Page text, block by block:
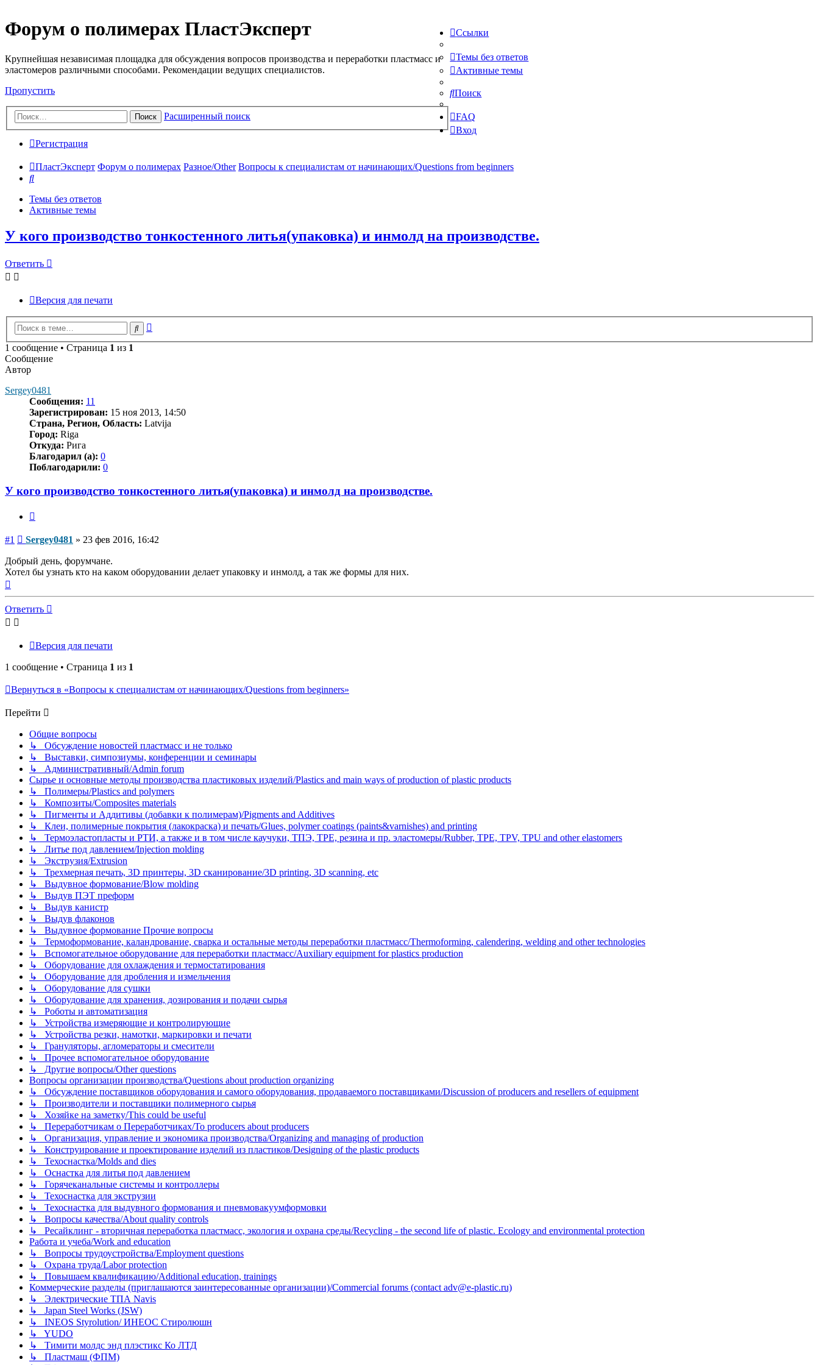
Форум о полимерах ПластЭксперт
Крупнейшая независимая площадка для обсуждения вопросов производства и переработки пластмасс и
эластомеров различными способами. Рекомендации ведущих специалистов.
Пропустить
Поиск Расширенный поиск
Ссылки
Темы без ответов
Активные темы
Поиск
FAQ
Вход
Регистрация
ПластЭксперт Форум о полимерах Разное/Other Вопросы к специалистам от начинающих/Questions from beginners
Поиск
Темы без ответов
Активные темы
У кого производство тонкостенного литья(упаковка) и инмолд на производстве.
Ответить
Версия для печати
Поиск
1 сообщение • Страница 1 из 1
Сообщение
Автор
Sergey0481
Сообщения: 11
Зарегистрирован: 15 ноя 2013, 14:50
Страна, Регион, Область: Latvija
Город: Riga
Откуда: Рига
Благодарил (а): 0
Поблагодарили: 0
У кого производство тонкостенного литья(упаковка) и инмолд на производстве.
#1 Сообщение
Sergey0481 » 23 фев 2016, 16:42
Добрый день, форумчане.
Хотел бы узнать кто на каком оборудовании делает упаковку и инмолд, а так же формы для них.
началу
Ответить
Версия для печати
1 сообщение • Страница 1 из 1
Вернуться в «Вопросы к специалистам от начинающих/Questions from beginners»
Перейти
Общие вопросы
↳ Обсуждение новостей пластмасс и не только
↳ Выставки, симпозиумы, конференции и семинары
↳ Административный/Admin forum
Сырье и основные методы производства пластиковых изделий/Plastics and main ways of production of plastic products
↳ Полимеры/Plastics and polymers
↳ Композиты/Сomposites materials
↳ Пигменты и Аддитивы (добавки к полимерам)/Pigments and Additives
↳ Клеи, полимерные покрытия (лакокраска) и печать/Glues, polymer coatings (paints&varnishes) and printing
↳ Термоэластопласты и РТИ, а также и в том числе каучуки, ТПЭ, TPE, резина и пр. эластомеры/Rubber, TPE, TPV, TPU and other elastomers
↳ Литье под давлением/Injection molding
↳ Экструзия/Extrusion
↳ Трехмерная печать, 3D принтеры, 3D сканирование/3D printing, 3D scanning, etc
↳ Выдувное формование/Blow molding
↳ Выдув ПЭТ преформ
↳ Выдув канистр
↳ Выдув флаконов
↳ Выдувное формование Прочие вопросы
↳ Термоформование, каландрование, сварка и остальные методы переработки пластмасс/Thermoforming, calendering, welding and other technologies
↳ Вспомогательное оборудование для переработки пластмасс/Auxiliary equipment for plastics production
↳ Оборудование для охлаждения и термостатирования
↳ Оборудование для дробления и измельчения
↳ Оборудование для сушки
↳ Оборудование для хранения, дозирования и подачи сырья
↳ Роботы и автоматизация
↳ Устройства измеряющие и контролирующие
↳ Устройства резки, намотки, маркировки и печати
↳ Грануляторы, агломераторы и смесители
↳ Прочее вспомогательное оборудование
↳ Другие вопросы/Other questions
Вопросы организации производства/Questions about production organizing
↳ Обсуждение поставщиков оборудования и самого оборудования, продаваемого поставщиками/Discussion of producers and resellers of equipment
↳ Производители и поставщики полимерного сырья
↳ Хозяйке на заметку/This could be useful
↳ Переработчикам о Переработчиках/To producers about producers
↳ Организация, управление и экономика производства/Organizing and managing of production
↳ Конструирование и проектирование изделий из пластиков/Designing of the plastic products
↳ Техоснастка/Molds and dies
↳ Оснастка для литья под давлением
↳ Горячеканальные системы и контроллеры
↳ Техоснастка для экструзии
↳ Техоснастка для выдувного формования и пневмовакуумформовки
↳ Вопросы качества/About quality controls
↳ Ресайклинг - вторичная переработка пластмасс, экология и охрана среды/Recycling - the second life of plastic. Ecology and environmental protection
Работа и учеба/Work and education
↳ Вопросы трудоустройства/Employment questions
↳ Охрана труда/Labor protection
↳ Повышаем квалификацию/Additional education, trainings
Коммерческие разделы (приглашаются заинтересованные организации)/Commercial forums (contact adv@e-plastic.ru)
↳ Электрические ТПА Navis
↳ Japan Steel Works (JSW)
↳ INEOS Styrolution/ ИНЕОС Стиролюшн
↳ YUDO
↳ Тимити молдс энд плэстикс Ко ЛТД
↳ Пластмаш (ФПМ)